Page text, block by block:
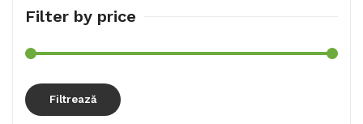
Filter by price
Filtrează